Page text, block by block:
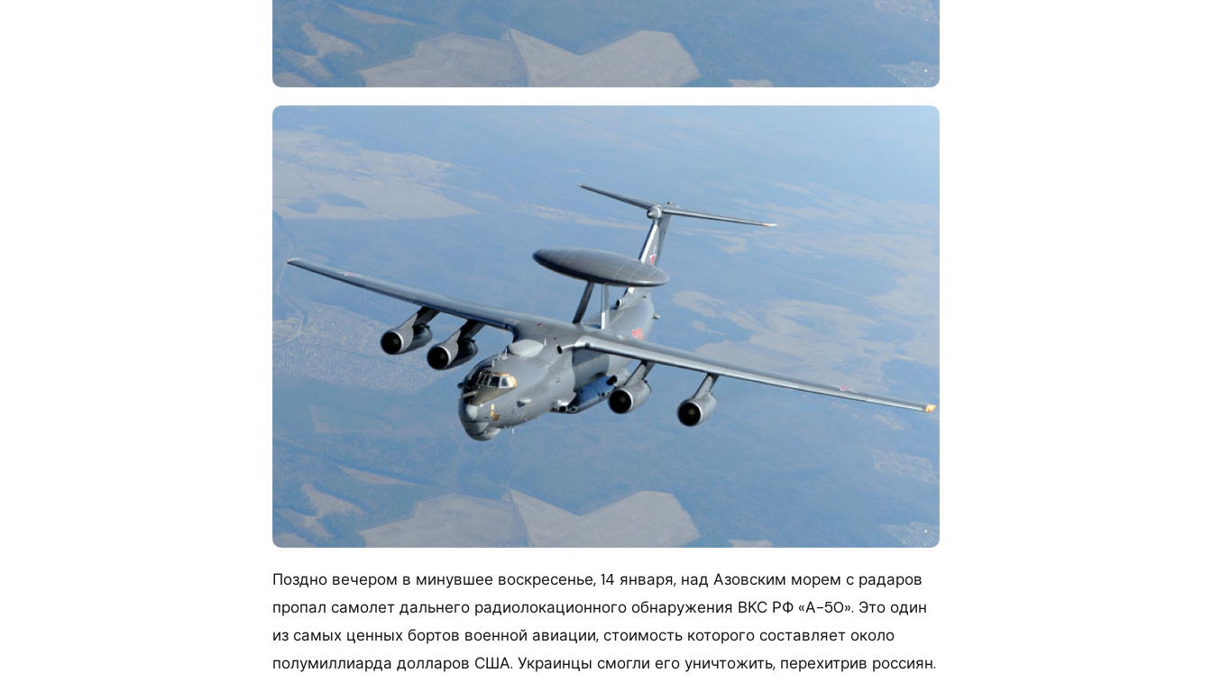
Поздно вечером в минувшее воскресенье, 14 января, над Азовским морем с радаров
пропал самолет дальнего радиолокационного обнаружения ВКС РФ «А-50». Это один
из самых ценных бортов военной авиации, стоимость которого составляет около
полумиллиарда долларов США. Украинцы смогли его уничтожить, перехитрив россиян.